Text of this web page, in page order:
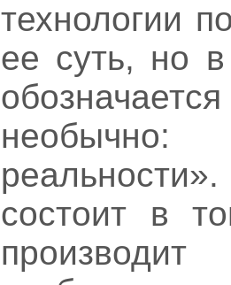
технологии
ее суть, но
состоит в
производит